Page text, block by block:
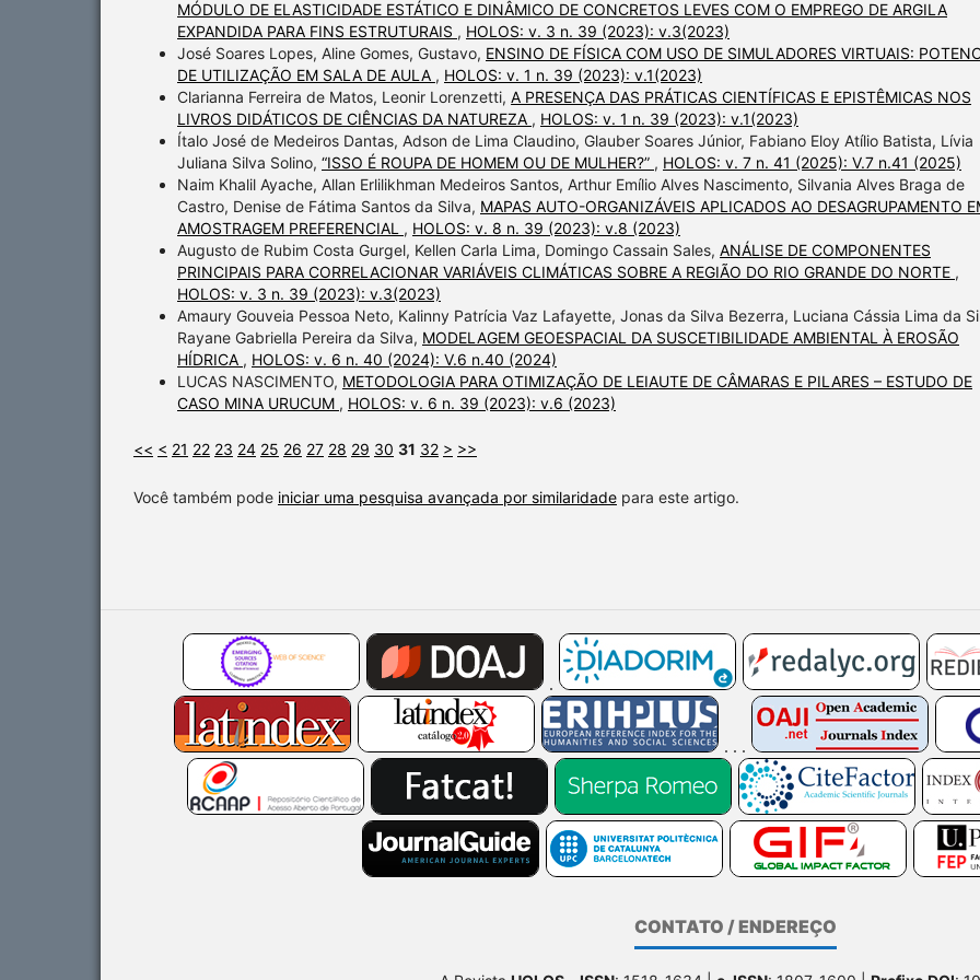
MÓDULO DE ELASTICIDADE ESTÁTICO E DINÂMICO DE CONCRETOS LEVES COM O EMPREGO DE ARGILA
EXPANDIDA PARA FINS ESTRUTURAIS , HOLOS: v. 3 n. 39 (2023): v.3(2023)
José Soares Lopes, Aline Gomes, Gustavo, ENSINO DE FÍSICA COM USO DE SIMULADORES VIRTUAIS:
DE UTILIZAÇÃO EM SALA DE AULA , HOLOS: v. 1 n. 39 (2023): v.1(2023)
Clarianna Ferreira de Matos, Leonir Lorenzetti, A PRESENÇA DAS PRÁTICAS CIENTÍFICAS E EPISTÊMICAS NOS
LIVROS DIDÁTICOS DE CIÊNCIAS DA NATUREZA , HOLOS: v. 1 n. 39 (2023): v.1(2023)
Ítalo José de Medeiros Dantas, Adson de Lima Claudino, Glauber Soares Júnior, Fabiano Eloy Atílio Batista, Lívia
Juliana Silva Solino, “ISSO É ROUPA DE HOMEM OU DE MULHER?” , HOLOS: v. 7 n. 41 (2025): V.7 n.41 (2025)
Naim Khalil Ayache, Allan Erlilikhman Medeiros Santos, Arthur Emílio Alves Nascimento, Silvania Alves Braga de
Castro, Denise de Fátima Santos da Silva, MAPAS AUTO-ORGANIZÁVEIS APLICADOS AO DESAGRUPAMENTO
AMOSTRAGEM PREFERENCIAL , HOLOS: v. 8 n. 39 (2023): v.8 (2023)
Augusto de Rubim Costa Gurgel, Kellen Carla Lima, Domingo Cassain Sales, ANÁLISE DE COMPONENTES
PRINCIPAIS PARA CORRELACIONAR VARIÁVEIS CLIMÁTICAS SOBRE A REGIÃO DO RIO GRANDE DO NORTE ,
HOLOS: v. 3 n. 39 (2023): v.3(2023)
Amaury Gouveia Pessoa Neto, Kalinny Patrícia Vaz Lafayette, Jonas da Silva Bezerra, Luciana Cássia Lima da
Rayane Gabriella Pereira da Silva, MODELAGEM GEOESPACIAL DA SUSCETIBILIDADE AMBIENTAL À EROSÃO
HÍDRICA , HOLOS: v. 6 n. 40 (2024): V.6 n.40 (2024)
LUCAS NASCIMENTO, METODOLOGIA PARA OTIMIZAÇÃO DE LEIAUTE DE CÂMARAS E PILARES – ESTUDO DE
CASO MINA URUCUM , HOLOS: v. 6 n. 39 (2023): v.6 (2023)
<< < 21 22 23 24 25 26 27 28 29 30 31 32 > >>
Você também pode iniciar uma pesquisa avançada por similaridade para este artigo.
CONTATO / ENDEREÇO